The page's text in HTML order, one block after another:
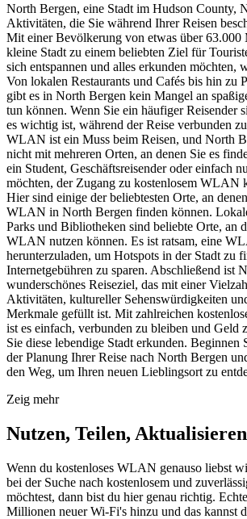
North Bergen, eine Stadt im Hudson County,
Aktivitäten, die Sie während Ihrer Reisen
Mit einer Bevölkerung von etwas über 63.000
kleine Stadt zu einem beliebten Ziel für
sich entspannen und alles erkunden möchten,
Von lokalen Restaurants und Cafés bis hin zu
gibt es in North Bergen kein Mangel an
tun können. Wenn Sie ein häufiger Reisender
es wichtig ist, während der Reise verbunden
WLAN ist ein Muss beim Reisen, und North
nicht mit mehreren Orten, an denen Sie es
ein Student, Geschäftsreisender oder einfach
möchten, der Zugang zu kostenlosem WLAN
Hier sind einige der beliebtesten Orte, an
WLAN in North Bergen finden können.
Parks und Bibliotheken sind beliebte Orte, an
WLAN nutzen können. Es ist ratsam, eine
herunterzuladen, um Hotspots in der Stadt zu
Internetgebühren zu sparen. Abschließend ist
wunderschönes Reiseziel, das mit einer
Aktivitäten, kultureller Sehenswürdigkeiten
Merkmale gefüllt ist. Mit zahlreichen
ist es einfach, verbunden zu bleiben und Geld
Sie diese lebendige Stadt erkunden. Beginnen
der Planung Ihrer Reise nach North Bergen
den Weg, um Ihren neuen Lieblingsort zu
Zeig mehr
Nutzen, Teilen, Aktualisieren
Wenn du kostenloses WLAN genauso liebst
bei der Suche nach kostenlosem und
möchtest, dann bist du hier genau richtig.
Millionen neuer Wi-Fi's hinzu und das kannst